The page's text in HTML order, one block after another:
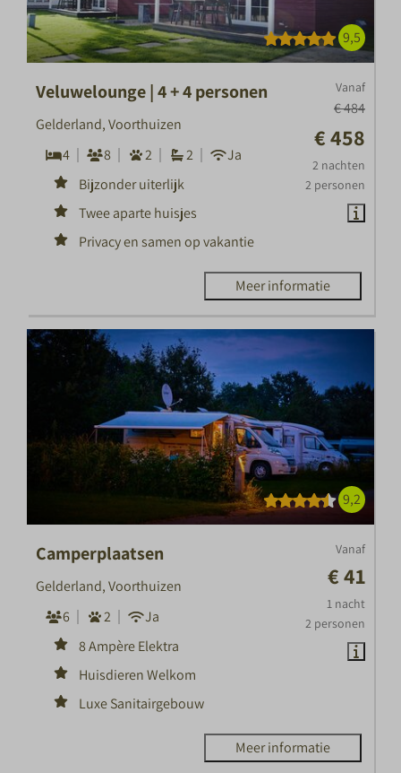
9,5
Vanaf
€ 484
€ 458
2 nachten
2 personen
Veluwelounge | 4 + 4 personen
Gelderland, Voorthuizen
4
8 2 2
Ja
Bijzonder uiterlijk
Twee aparte huisjes
Privacy en samen op vakantie
Meer informatie
9,2
Vanaf
€ 41
1 nacht
2 personen
Camperplaatsen
Gelderland, Voorthuizen
6
2
Ja
8 Ampère Elektra
Huisdieren Welkom
Luxe Sanitairgebouw
Meer informatie